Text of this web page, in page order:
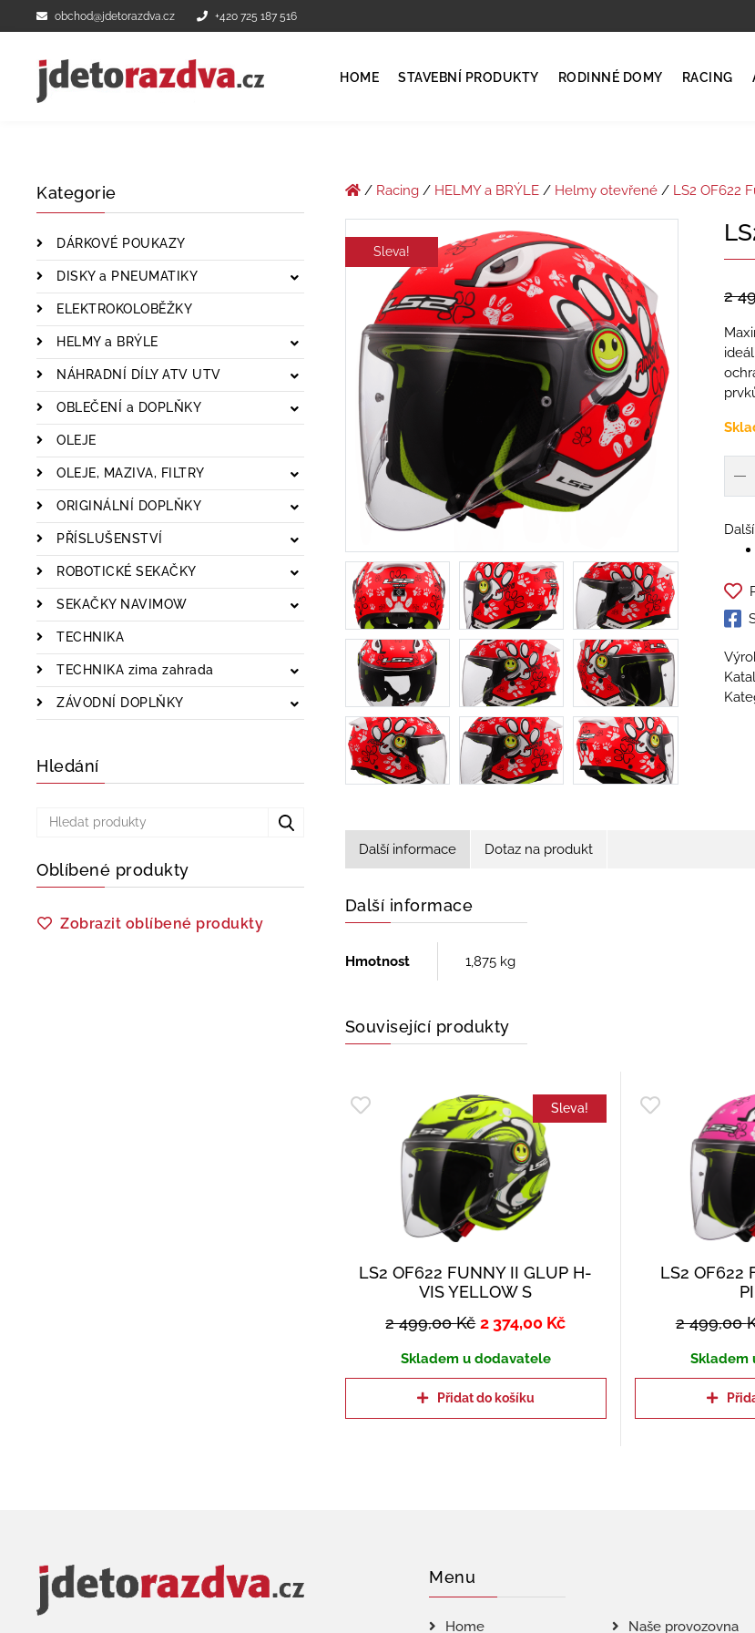
obchod@jdetorazdva.cz +420 725 187 516
HOME STAVEBNÍ PRODUKTY RODINNÉ DOMY RACING
Kategorie
DÁRKOVÉ POUKAZY
DISKY a PNEUMATIKY
ELEKTROKOLOBĚŽKY
HELMY a BRÝLE
NÁHRADNÍ DÍLY ATV UTV
OBLEČENÍ a DOPLŇKY
OLEJE
OLEJE, MAZIVA, FILTRY
ORIGINÁLNÍ DOPLŇKY
PŘÍSLUŠENSTVÍ
ROBOTICKÉ SEKAČKY
SEKAČKY NAVIMOW
TECHNIKA
TECHNIKA zima zahrada
ZÁVODNÍ DOPLŇKY
Hledání
Oblíbené produkty
Zobrazit oblíbené produkty
/ Racing/ HELMY a BRÝLE/ Helmy otevřené/ LS2 OF622
Sleva!
2
Další informace Dotaz na produkt
Další informace
Hmotnost 1,875 kg
Související produkty
Sleva!
LS2 OF622 FUNNY II GLUP H-
VIS YELLOW S
2 499,00Kč 2 374,00 Kč
Skladem u dodavatele
Přidat do košíku
LS2 OF622
2 499,00
Skladem
Menu
Home Naše provozovna